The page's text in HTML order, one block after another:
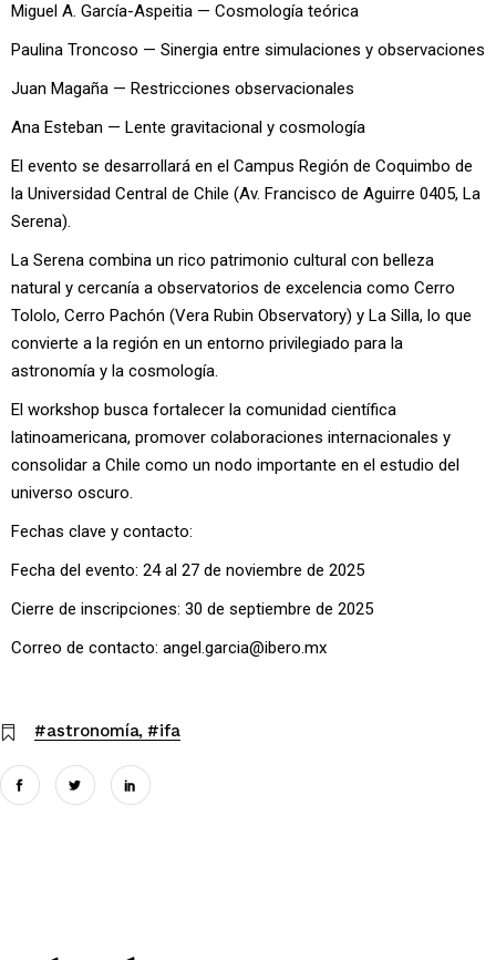
Miguel A. García-Aspeitia — Cosmología teórica
Paulina Troncoso — Sinergia entre simulaciones y observaciones
Juan Magaña — Restricciones observacionales
Ana Esteban — Lente gravitacional y cosmología
El evento se desarrollará en el Campus Región de Coquimbo de
la Universidad Central de Chile (Av. Francisco de Aguirre 0405, La
Serena).
La Serena combina un rico patrimonio cultural con belleza
natural y cercanía a observatorios de excelencia como Cerro
Tololo, Cerro Pachón (Vera Rubin Observatory) y La Silla, lo que
convierte a la región en un entorno privilegiado para la
astronomía y la cosmología.
El workshop busca fortalecer la comunidad científica
latinoamericana, promover colaboraciones internacionales y
consolidar a Chile como un nodo importante en el estudio del
universo oscuro.
Fechas clave y contacto:
Fecha del evento: 24 al 27 de noviembre de 2025
Cierre de inscripciones: 30 de septiembre de 2025
Correo de contacto: angel.garcia@ibero.mx
#astronomía #ifa